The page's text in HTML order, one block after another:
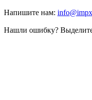
Напишите нам:
Нашли ошибку?